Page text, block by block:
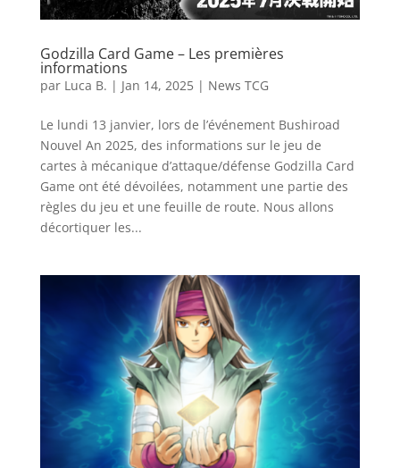
Godzilla Card Game – Les premières
informations
par Luca B. | Jan 14, 2025| News TCG
Le lundi 13 janvier, lors de l’événement Bushiroad
Nouvel An 2025, des informations sur le jeu de
cartes à mécanique d’attaque/défense Godzilla Card
Game ont été dévoilées, notamment une partie des
règles du jeu et une feuille de route. Nous allons
décortiquer les...